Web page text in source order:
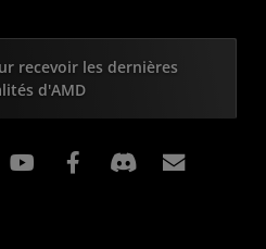
recevoir les dernières
d'AMD
Instagram Facebook